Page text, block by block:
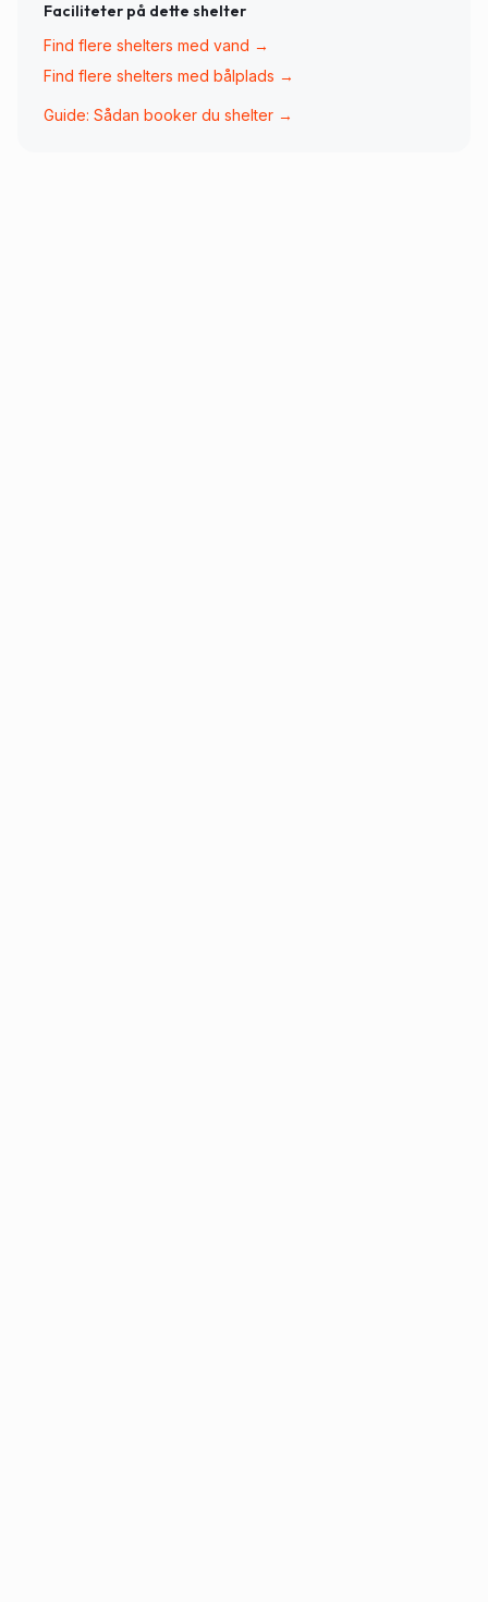
Faciliteter på dette shelter
Find flere shelters med vand →
Find flere shelters med bålplads →
Guide: Sådan booker du shelter →